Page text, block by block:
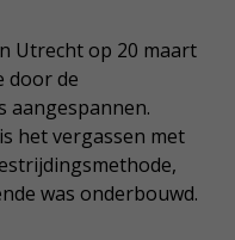
Utrecht op 20 maart
door de
aangespannen.
het vergassen met
was onderbouwd.